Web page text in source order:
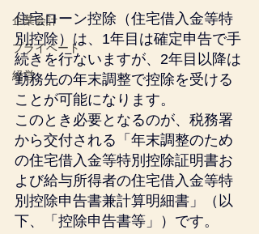
企業会計
プライベート
経営
住宅ローン控除（住宅借入金等特
別控除）は、1年目は確定申告で手
続きを行ないますが、2年目以降は
勤務先の年末調整で控除を受ける
ことが可能になります。
このとき必要となるのが、税務署
から交付される「年末調整のため
の住宅借入金等特別控除証明書お
よび給与所得者の住宅借入金等特
別控除申告書兼計算明細書」（以
下、「控除申告書等」）です。